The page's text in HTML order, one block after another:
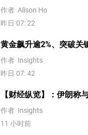
4200美元！原油价格3连
作者 Alison Ho
昨日 07: 22
黄金飙升逾2%、突破关
WTI原油、美元指数、纳
分析
作者 Insights
昨日 07: 42
【财经纵览】：伊朗称
协议，黄金涨超200美元
跌，道指续创历史新高！
作者 Insights
11 小时前